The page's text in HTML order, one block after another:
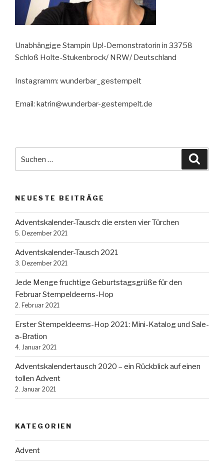
Unabhängige Stampin Up!-Demonstratorin in 33758
Schloß Holte-Stukenbrock/ NRW/ Deutschland
Instagramm: wunderbar_gestempelt
Email: katrin@wunderbar-gestempelt.de
nach:
NEUESTE BEITRÄGE
Adventskalender-Tausch: die ersten vier Türchen
5. Dezember 2021
Adventskalender-Tausch 2021
3. Dezember 2021
Jede Menge fruchtige Geburtstagsgrüße für den
Februar Stempeldeerns-Hop
2. Februar 2021
Erster Stempeldeerns-Hop 2021: Mini-Katalog und Sale-
a-Bration
4. Januar 2021
Adventskalendertausch 2020 – ein Rückblick auf einen
tollen Advent
2. Januar 2021
KATEGORIEN
Advent